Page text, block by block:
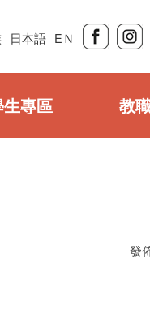
日本語 EＮ
專區 教
發